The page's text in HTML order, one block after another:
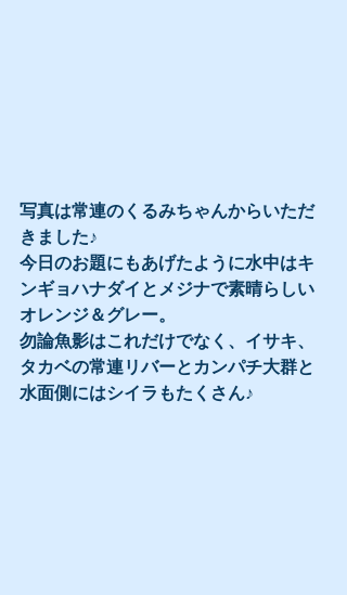
写真は常連のくるみちゃんからいただ
きました♪
今日のお題にもあげたように水中はキ
ンギョハナダイとメジナで素晴らしい
オレンジ＆グレー。
勿論魚影はこれだけでなく、イサキ、
タカベの常連リバーとカンパチ大群と
水面側にはシイラもたくさん♪